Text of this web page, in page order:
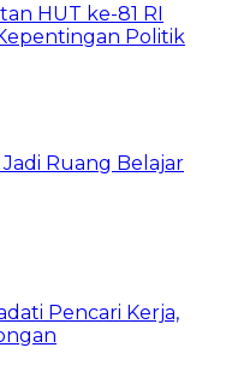
HUT ke-81 RI
Politik
Ruang Belajar
Pencari Kerja,